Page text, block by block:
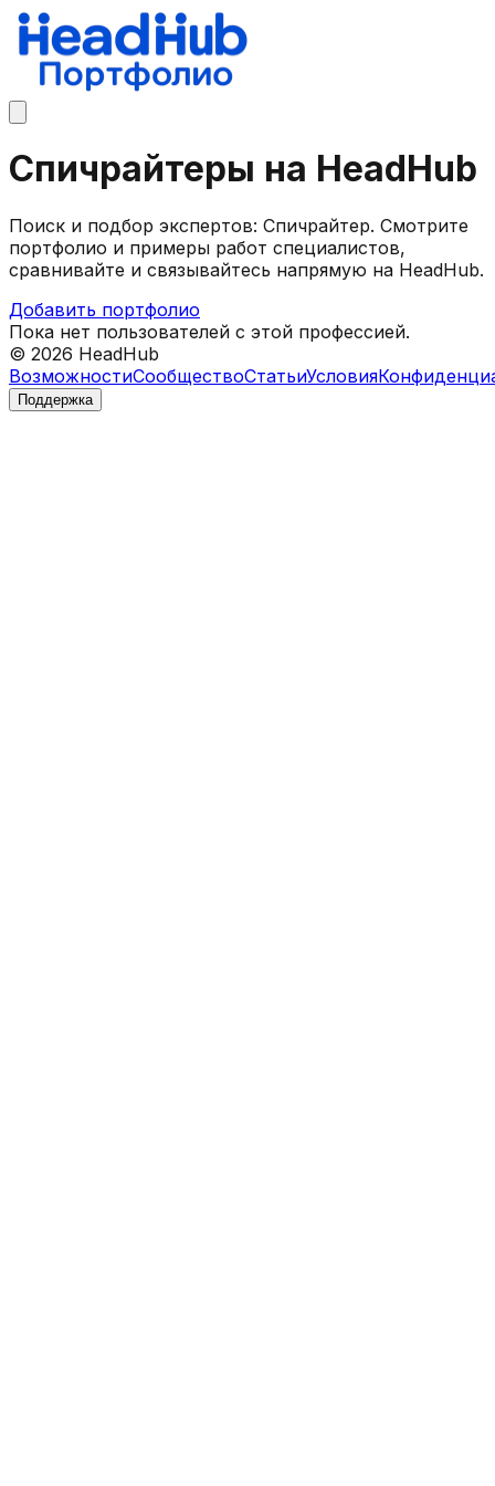
Спичрайтеры на HeadHub
Поиск и подбор экспертов: Спичрайтер. Смотрите
портфолио и примеры работ специалистов,
сравнивайте и связывайтесь напрямую на HeadHub.
Добавить портфолио
Пока нет пользователей с этой профессией.
© 2026 HeadHub
ВозможностиСообществоСтатьиУсловия
Поддержка